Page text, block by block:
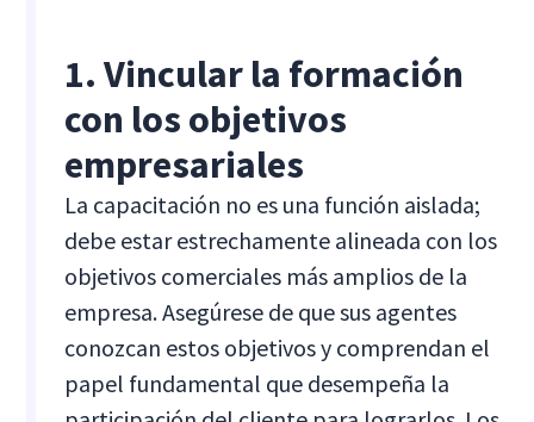
1. Vincular la formación
con los objetivos
empresariales
La capacitación no es una función aislada;
debe estar estrechamente alineada con los
objetivos comerciales más amplios de la
empresa. Asegúrese de que sus agentes
conozcan estos objetivos y comprendan el
papel fundamental que desempeña la